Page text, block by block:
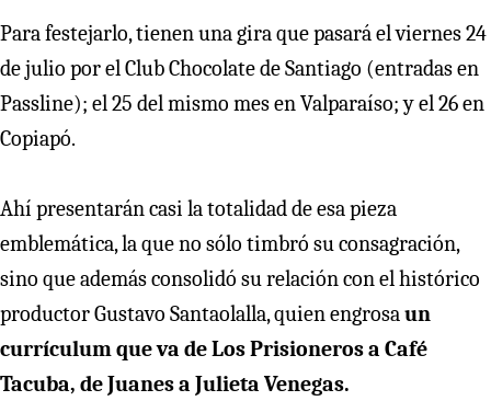
Para festejarlo, tienen una gira que pasará el viernes 24
de julio por el Club Chocolate de Santiago (entradas en
Passline); el 25 del mismo mes en Valparaíso; y el 26 en
Copiapó.
Ahí presentarán casi la totalidad de esa pieza
emblemática, la que no sólo timbró su consagración,
sino que además consolidó su relación con el histórico
productor Gustavo Santaolalla, quien engrosaun
currículum que va de Los Prisioneros a Café
Tacuba, de Juanes a Julieta Venegas.